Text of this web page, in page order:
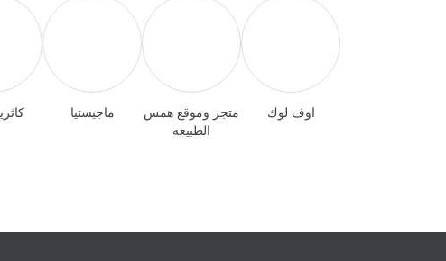
اوف لوك
متجر وموقع همس
الطبيعه
ماجيستيا